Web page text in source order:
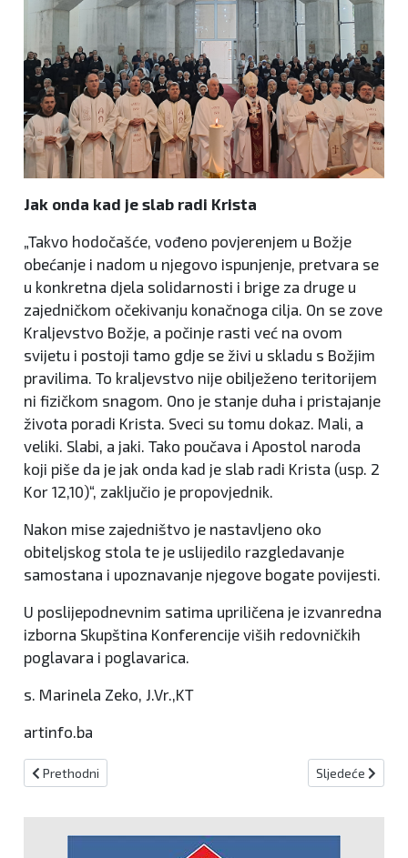
Jak onda kad je slab radi Krista
„Takvo hodočašće, vođeno povjerenjem u Božje
obećanje i nadom u njegovo ispunjenje, pretvara se
u konkretna djela solidarnosti i brige za druge u
zajedničkom očekivanju konačnoga cilja. On se zove
Kraljevstvo Božje, a počinje rasti već na ovom
svijetu i postoji tamo gdje se živi u skladu s Božjim
pravilima. To kraljevstvo nije obilježeno teritorijem
ni fizičkom snagom. Ono je stanje duha i pristajanje
života poradi Krista. Sveci su tomu dokaz. Mali, a
veliki. Slabi, a jaki. Tako poučava i Apostol naroda
koji piše da je jak onda kad je slab radi Krista (usp. 2
Kor 12,10)“, zaključio je propovjednik.
Nakon mise zajedništvo je nastavljeno oko
obiteljskog stola te je uslijedilo razgledavanje
samostana i upoznavanje njegove bogate povijesti.
U poslijepodnevnim satima upriličena je izvanredna
izborna Skupština Konferencije viših redovničkih
poglavara i poglavarica.
s. Marinela Zeko, J.Vr.,KT
artinfo.ba
Prethodni članak: Stanje na cestama (07.09.)
Prethodni Sljedeći
Sljedeće